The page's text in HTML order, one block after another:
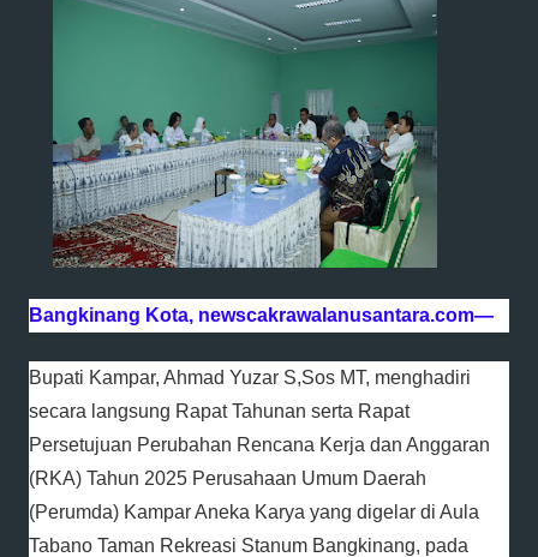
Bangkinang Kota, newscakrawalanusantara.com—
Bupati Kampar, Ahmad Yuzar S,Sos MT, menghadiri
secara langsung Rapat Tahunan serta Rapat
Persetujuan Perubahan Rencana Kerja dan Anggaran
(RKA) Tahun 2025 Perusahaan Umum Daerah
(Perumda) Kampar Aneka Karya yang digelar di Aula
Tabano Taman Rekreasi Stanum Bangkinang, pada